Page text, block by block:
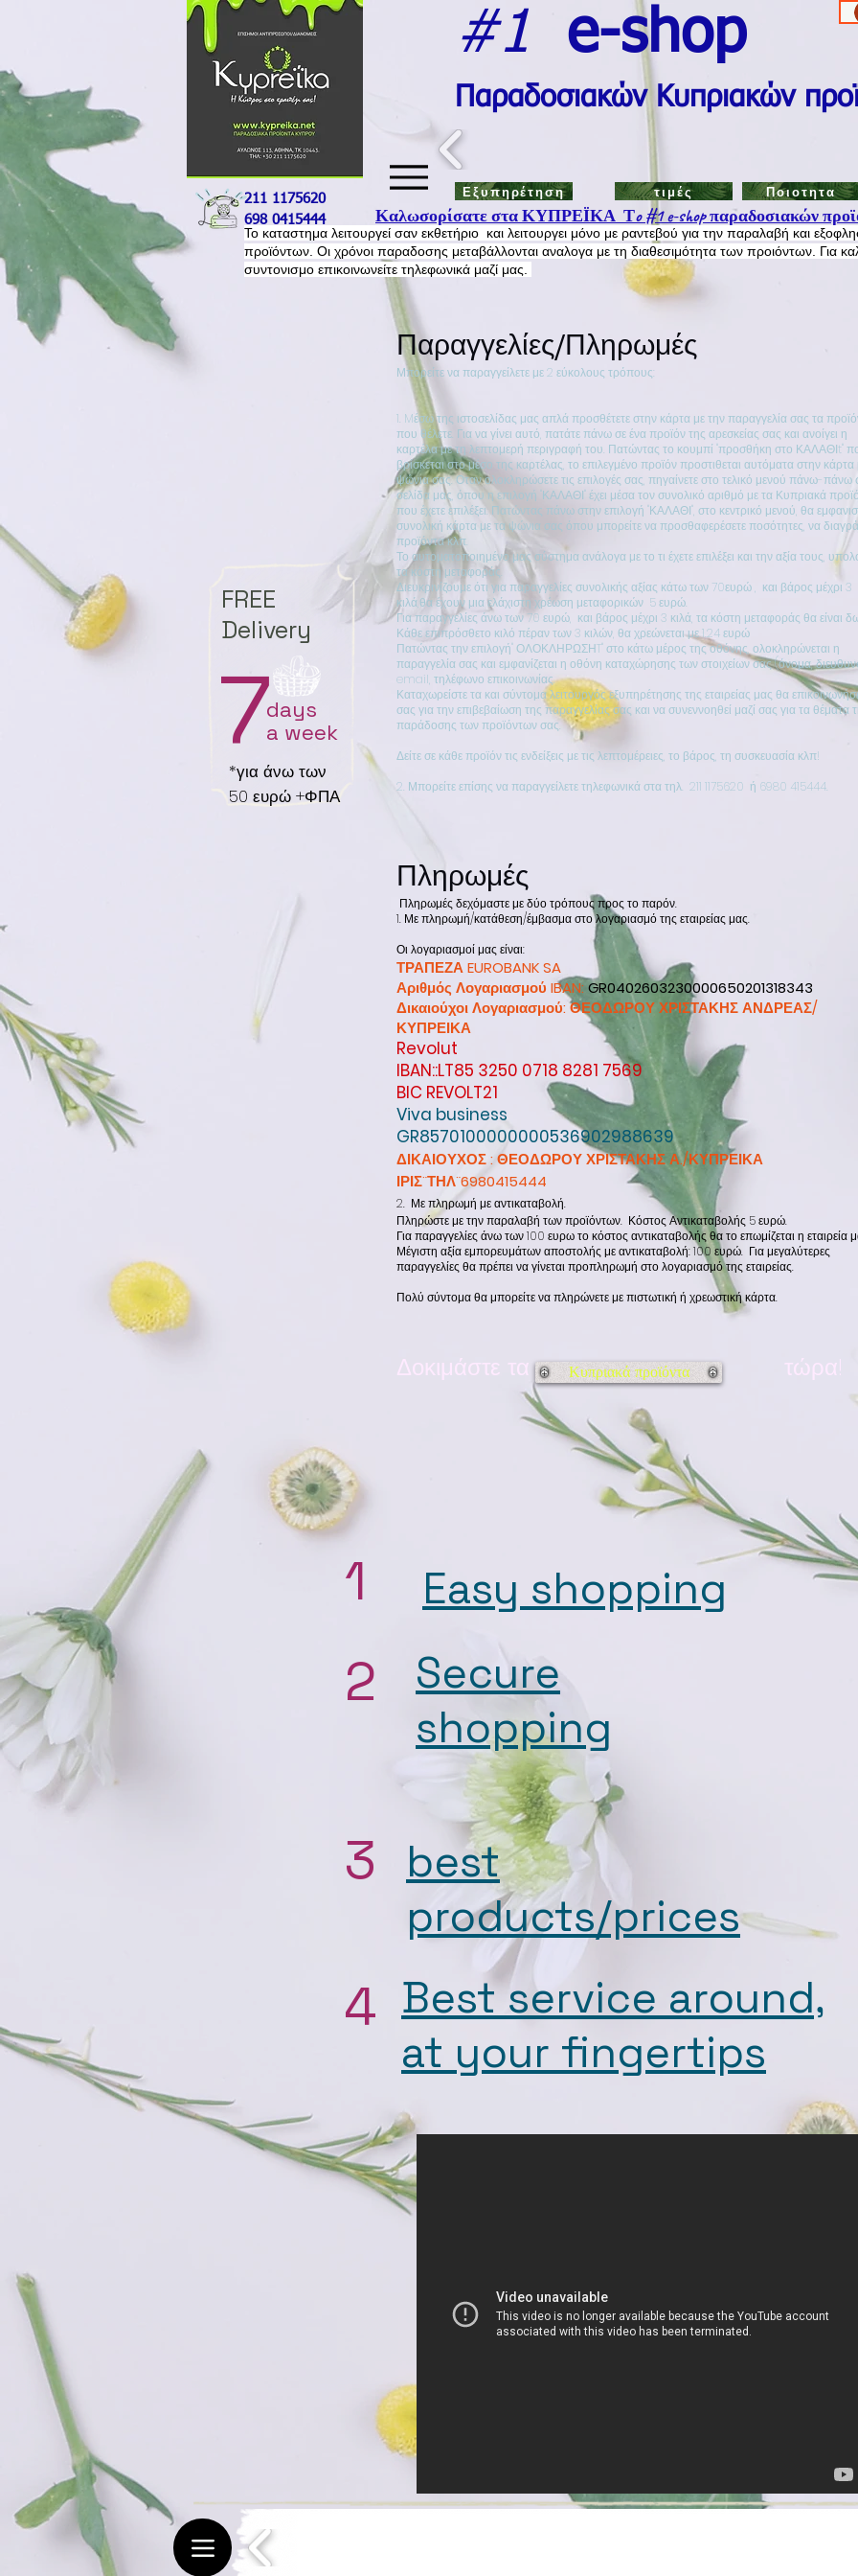
211 1175620
698 0415444
#1 e-shop
Π αραδοσιακών Κυπριακών
Εξυπηρέτηση τιμές Ποιοτητα
Καλωσορίσατε στα ΚΥΠΡΕΪΚΑ Τo #1 e-shop παραδοσιακών
​Το καταστημα λειτουργεί σαν εκθετήριο και λειτουργει μόνο με ραντεβού για την παραλαβή και
προϊόντων. Οι χρόνοι παραδοσης μεταβάλλονται αναλογα με τη διαθεσιμότητα των προιόντων. Για
συντονισμο επικοινωνείτε τηλεφωνικά μαζί μας.
FREE
Delivery
days
a week
7
*για άνω των
50 ευρώ +ΦΠΑ
Κυπριακά προϊόντα
Παραγγελίες/Πληρωμές
Μπορείτε να παραγγείλετε με 2 εύκολους τρόπους:
1. Mέσω της ιστοσελίδας μας απλά προσθέτετε στην κάρτα με την παραγγελία σας τα
που θέλετε. Για να γίνει αυτό, πατάτε πάνω σε ένα προϊόν της αρεσκείας σας και ανοίγει η
καρτέλα με τη λεπτομερή περιγραφή του. Πατώντας το κουμπί "προσθήκη στο ΚΑΛΑΘΙt"
βρίσκεται στο μέσο της καρτέλας, το επιλεγμένο προϊόν προστιθεται αυτόματα στην κάρτα
ψώνια σας. Οταν ολοκληρώσετε τις επιλογές σας, πηγαίνετε στο τελικό μενού πάνω-πάνω
σελίδα μας, όπου η επιλογή "ΚΑΛΑΘΙ" έχει μέσα τον συνολικό αριθμό με τα Κυπριακά
που έχετε επιλέξει. Πατώντας πάνω στην επιλογή "ΚΑΛΑΘΙ", στο κεντρικό μενού, θα
συνολική κάρτα με τα ψώνια σας όπου μπορείτε να προσθαφερέσετε ποσότητες, να
προϊόντα κλπ.
Το αυτοματοποιημένο μας σύστημα ανάλογα με το τι έχετε επιλέξει και την αξία τους,
τα κόστη μεταφοράς.
Διευκρινίζουμε ότι για παραγγελίες συνολικής αξίας κάτω των 70ευρώ , και βάρος μέχρι 3
κιλά,θα έχουν μια ελάχιστη χρέωση μεταφορικών 5 ευρώ.
Για παραγγελίες άνω των 70 ευρώ, και βάρος μέχρι 3 κιλά, τα κόστη μεταφοράς θα είναι
Κάθε επιπρόσθετο κιλό πέραν των 3 κιλών, θα χρεώνεται με 1.24 ευρώ
Πατώντας την επιλογή" ΟΛΟΚΛΗΡΩΣΗT" στο κάτω μέρος της οθόνης, ολοκληρώνεται η
παραγγελία σας και εμφανίζεται η οθόνη καταχώρησης των στοιχείων σας (όνομα,
email, τηλέφωνο επικοινωνίας.
Καταχωρείστε τα και σύντομα λειτουργός εξυπηρέτησης της εταιρείας μας θα
σας για την επιβεβαίωση της παραγγελίας σας και να συνεννοηθεί μαζί σας για τα θέματα
παράδοσης των προϊόντων σας.
Δείτε σε κάθε προϊόν τις ενδείξεις με τις λεπτομέρειες, το βάρος, τη συσκευασία κλπ!
2. Μπορείτε επίσης να παραγγείλετε τηλεφωνικά στα τηλ. 211 1175620 ή 6980 415444.
Πληρωμές
Πληρωμές δεχόμαστε με δύο τρόπους προς το παρόν.
1. Με πληρωμή/κατάθεση/έμβασμα στο λογαριασμό της εταιρείας μας.
Οι λογαριασμοί μας είναι:
ΤΡΑΠΕΖΑ EUROBANK SA
Αριθμός Λογαριασμού IBAN: GR0402603230000650201318343
Δικαιούχοι Λογαριασμού: ΘΕΟΔΩΡΟΥ ΧΡΙΣΤΑΚΗΣ ΑΝΔΡΕΑΣ/
ΚΥΠΡΕΙΚΑ
Revolut
IBAN::LT85 3250 0718 8281 7569
BIC REVOLT21
Viva business
GR8570100000000536902988639
ΔΙΚΑΙΟΥΧΟΣ : ΘΕΟΔΩΡΟΥ ΧΡΙΣΤΑΚΗΣ Α./ΚΥΠΡΕΙΚΑ
ΙΡΙΣ¨ΤΗΛ¨6980415444
2. Με πληρωμή με αντικαταβολή.
Πληρώστε με την παραλαβή των προϊόντων. Κόστος Αντικαταβολής 5 ευρώ.
Για παραγγελίες άνω των 100 ευρω το κόστος αντικαταβολής θα το επωμίζεται η εταιρεία
Μέγιστη αξία εμπορευμάτων αποστολής με αντικαταβολή: 100 ευρώ. Για μεγαλύτερες
παραγγελίες θα πρέπει να γίνεται προπληρωμή στο λογαριασμό της εταιρείας.
Πολύ σύντομα θα μπορείτε να πληρώνετε με πιστωτική ή χρεωστική κάρτα.
Δοκιμάστε τα τώρα!
1
2
Easy shopping
Secure
shopping
3
best
products/prices
4 Best service around,
at your fingertips